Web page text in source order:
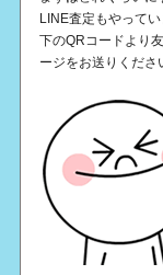
LINE査定もやって
下のQRコードより
ージをお送りくださ